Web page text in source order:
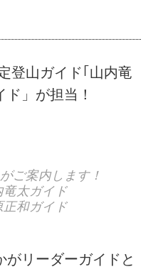
登山ガイド｢山内竜
」が担当！
ご案内します！
竜太ガイド
正和ガイド
リーダーガイドと